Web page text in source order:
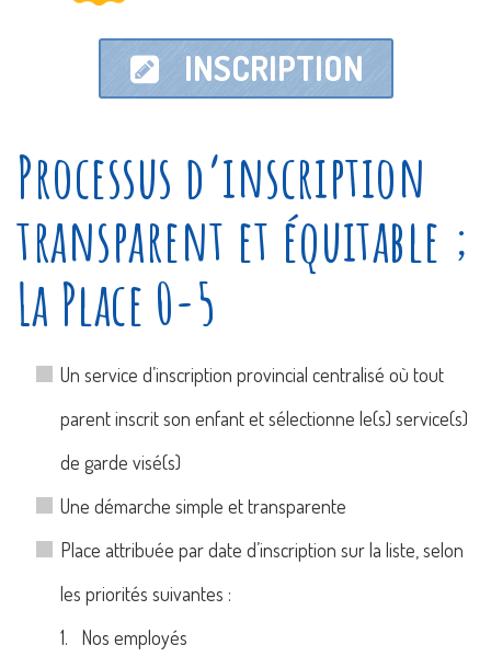
INSCRIPTION
Processus d’inscription
transparent et équitable ;
La Place 0-5
Un service d’inscription provincial centralisé où tout
parent inscrit son enfant et sélectionne le(s) service(s)
de garde visé(s)
Une démarche simple et transparente
Place attribuée par date d’inscription sur la liste, selon
les priorités suivantes :
1. Nos employés